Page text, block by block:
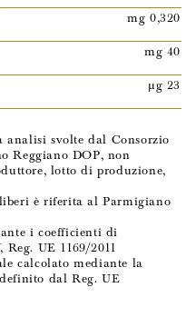
mg 0,320
mg 40
µg 23
svolte dal Consorzio
Reggiano DOP, non
lotto di produzione,
è riferita al Parmigiano
i coefficienti di
UE 1169/2011
calcolato mediante la
dal Reg. UE